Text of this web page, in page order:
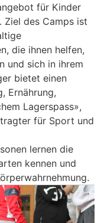
für Kinder
des Camps ist
die ihnen helfen,
und sich in ihrem
bietet einen
Ernährung,
Lagerspass»,
für Sport und
lernen die
kennen und